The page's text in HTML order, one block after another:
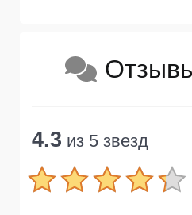
4.3 из 5 звезд